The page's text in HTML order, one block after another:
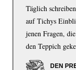
Täglich
auf Tichys
jenen Fragen,
den Teppich
DEN